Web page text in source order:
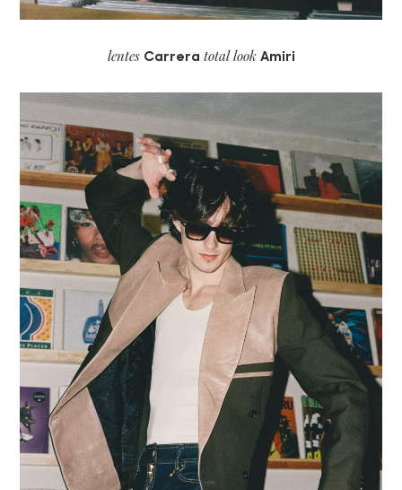
lentes Carrera total look Amiri